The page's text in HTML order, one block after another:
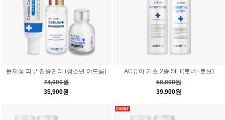
문제성 피부 집중관리 (청소년 여드름)
74,000원
35,900원
AC퓨어 기초 2종 SET(토너+로션)
58,000원
39,900원